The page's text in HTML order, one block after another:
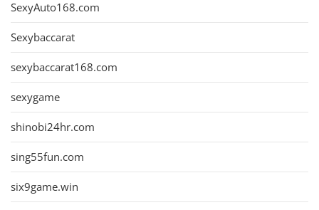
SexyAuto168.com
Sexybaccarat
sexybaccarat168.com
sexygame
shinobi24hr.com
sing55fun.com
six9game.win